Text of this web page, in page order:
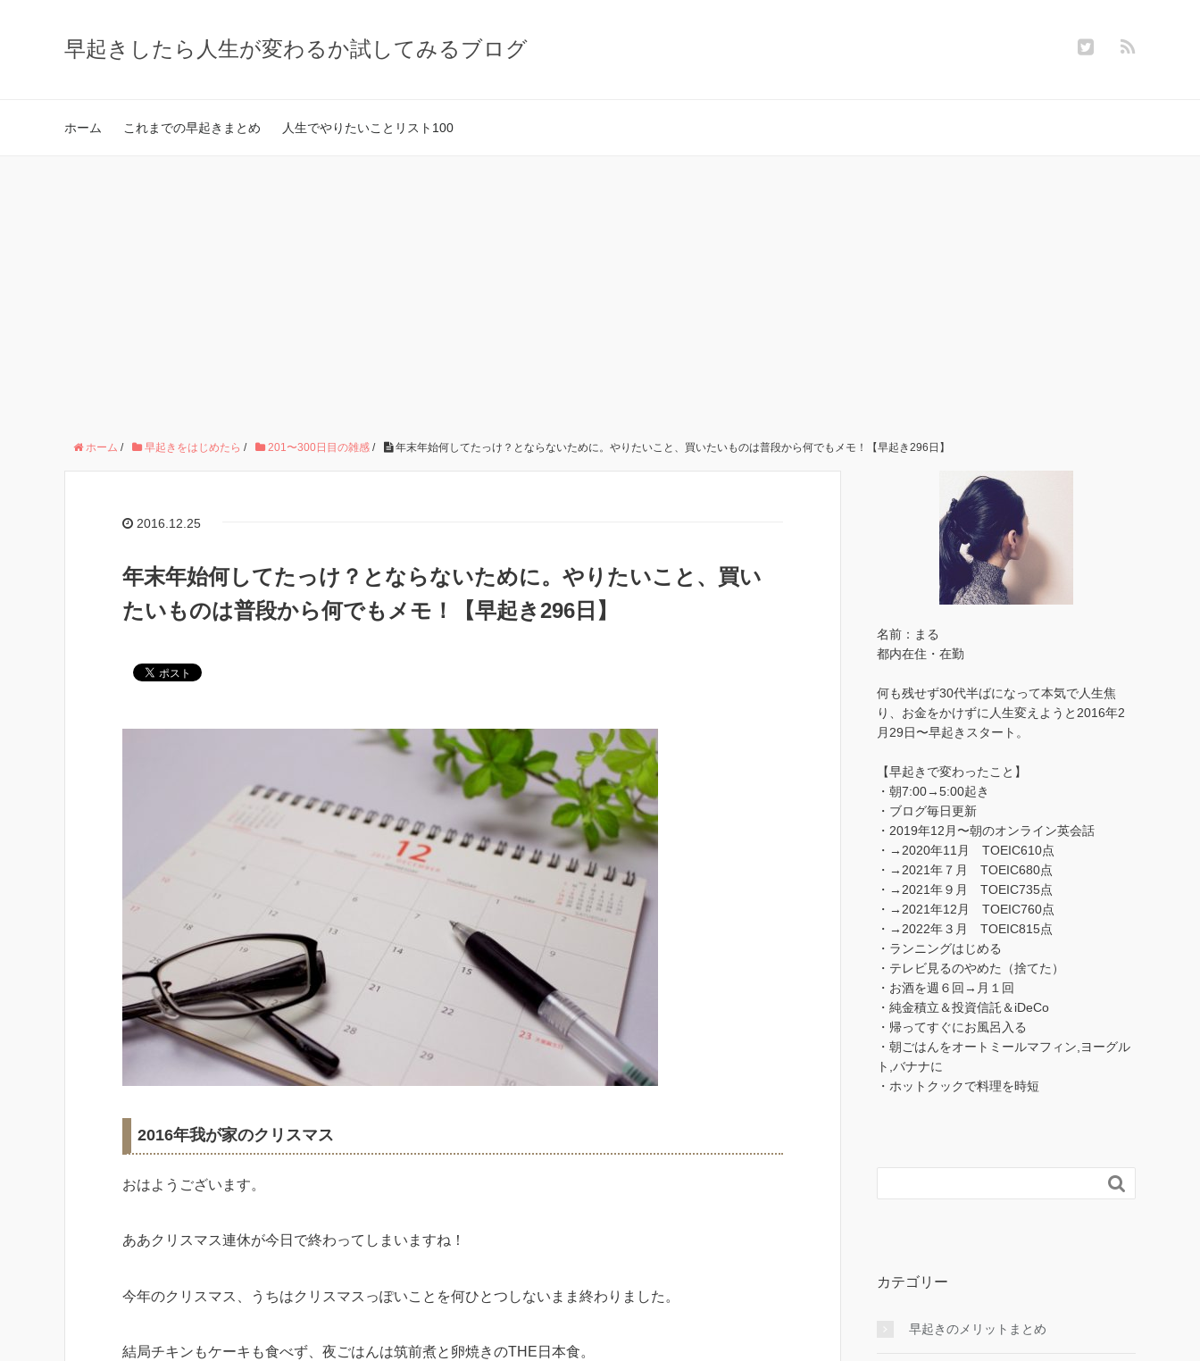
早起きしたら人生が変わるか試してみるブログ
ホーム これまでの早起きまとめ 人生でやりたいことリスト100
ホーム / 早起きをはじめたら / 201〜300日目の雑感 / 年末年始何してたっけ？とならないために。やりたいこと、買いたいものは普段から何でもメモ！【早起き296日】
2016.12.25
年末年始何してたっけ？とならないために。やりたいこと、買い
たいものは普段から何でもメモ！【早起き296日】
2016年我が家のクリスマス
おはようございます。
ああクリスマス連休が今日で終わってしまいますね！
今年のクリスマス、うちはクリスマスっぽいことを何ひとつしないまま終わりました。
結局チキンもケーキも食べず、夜ごはんは筑前煮と卵焼きのTHE日本食。
名前：まる
都内在住・在勤
何も残せず30代半ばになって本気で人生焦
り、お金をかけずに人生変えようと2016年2
月29日〜早起きスタート。
【早起きで変わったこと】
・朝7:00→5:00起き
・ブログ毎日更新
・2019年12月〜朝のオンライン英会話
・→2020年11月 TOEIC610点
・→2021年７月 TOEIC680点
・→2021年９月 TOEIC735点
・→2021年12月 TOEIC760点
・→2022年３月 TOEIC815点
・ランニングはじめる
・テレビ見るのやめた（捨てた）
・お酒を週６回→月１回
・純金積立＆投資信託＆iDeCo
・帰ってすぐにお風呂入る
・朝ごはんをオートミールマフィン,ヨーグル
ト,バナナに
・ホットクックで料理を時短

カテゴリー
早起きのメリットまとめ